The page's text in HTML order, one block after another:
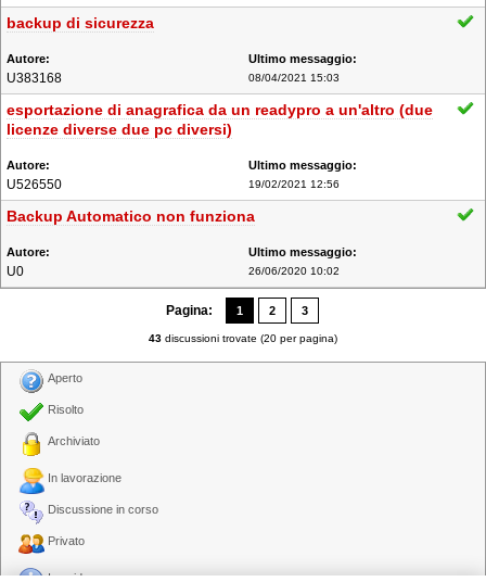
backup di sicurezza
U383168 08/04/2021 15:03
esportazione di anagrafica da un readypro a un'altro (due
licenze diverse due pc diversi)
U526550 19/02/2021 12:56
Backup Automatico non funziona
U0 26/06/2020 10:02
Pagina: 1 2 3
43 discussioni trovate (20 per pagina)
Aperto
Risolto
Archiviato
In lavorazione
Discussione in corso
Privato
In evidenza